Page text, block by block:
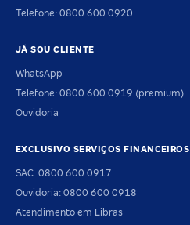
Telefone: 0800 600 0920
JÁ SOU CLIENTE
WhatsApp
Telefone: 0800 600 0919 (premium)
Ouvidoria
EXCLUSIVO SERVIÇOS FINANCEIROS
SAC: 0800 600 0917
Ouvidoria: 0800 600 0918
Atendimento em Libras